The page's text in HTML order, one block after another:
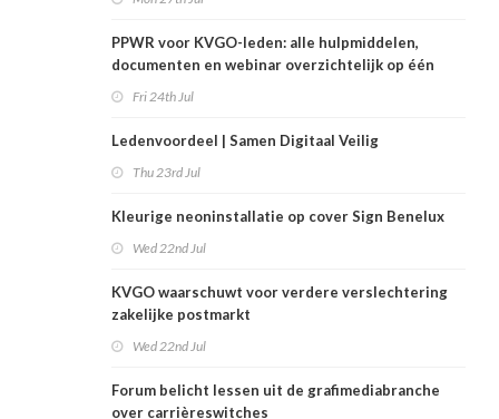
PPWR voor KVGO-leden: alle hulpmiddelen,
documenten en webinar overzichtelijk op één
Fri 24th Jul
Ledenvoordeel | Samen Digitaal Veilig
Thu 23rd Jul
Kleurige neoninstallatie op cover Sign Benelux
Wed 22nd Jul
KVGO waarschuwt voor verdere verslechtering
zakelijke postmarkt
Wed 22nd Jul
Forum belicht lessen uit de grafimediabranche
over carrièreswitches